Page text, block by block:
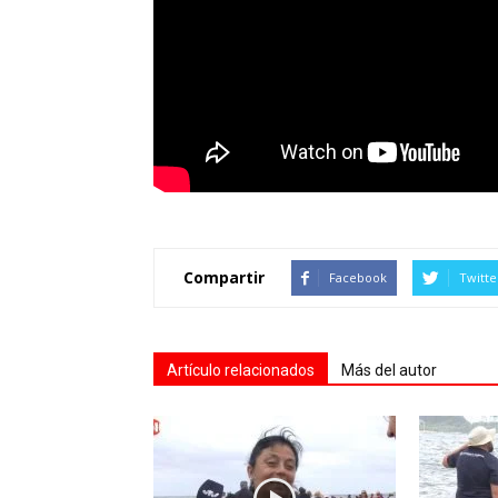
Compartir Facebook
Artículo relacionados Más del autor